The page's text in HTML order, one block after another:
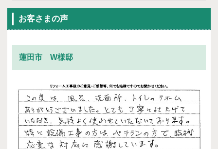
お客さまの声
蓮田市 W様邸